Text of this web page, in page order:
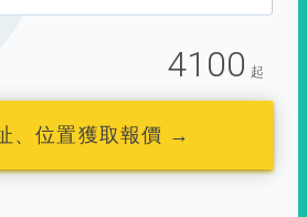
4100 起
、位置獲取報價 →